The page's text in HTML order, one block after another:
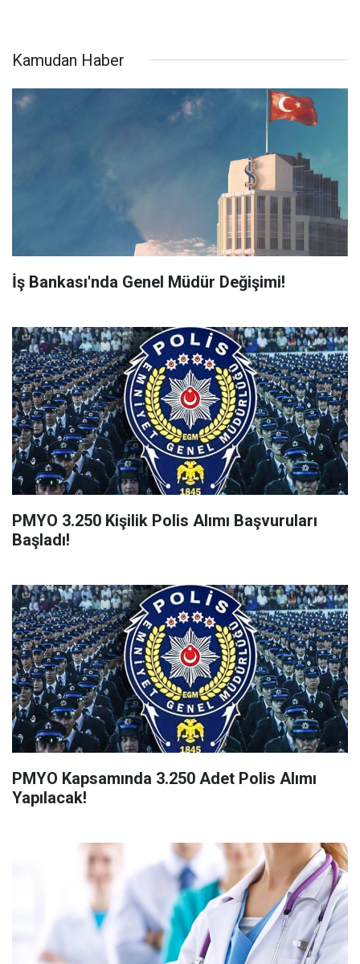
Kamudan Haber
İş Bankası'nda Genel Müdür Değişimi!
PMYO 3.250 Kişilik Polis Alımı Başvuruları
Başladı!
PMYO Kapsamında 3.250 Adet Polis Alımı
Yapılacak!